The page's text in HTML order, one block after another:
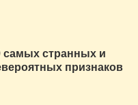
самых странных и
признаков